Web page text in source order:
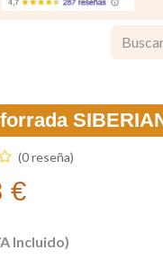
(0 reseña)
€
Incluido)